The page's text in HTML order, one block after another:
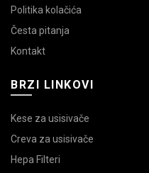
Politika kolačića
Česta pitanja
Kontakt
BRZI LINKOVI
Kese za usisivače
Creva za usisivače
Hepa Filteri